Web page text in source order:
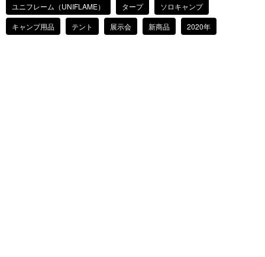
ユニフレーム（UNIFLAME） タープ
ソロキャンプ
キャンプ用品
テント 展示会 新商品 2020年